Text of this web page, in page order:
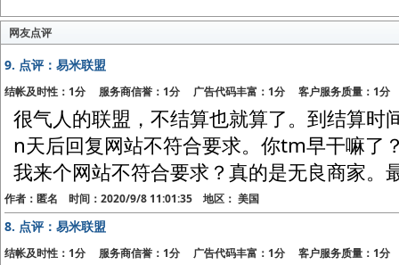
网友点评
9. 点评：易米联盟
结帐及时性：1分 服务商信誉：1分 广告代码丰富：1分 客户服务质量：1分
很气人的联盟，不结算也就算了。到结算时
n天后回复网站不符合要求。你tm早干嘛了
我来个网站不符合要求？真的是无良商家。
作者：匿名 时间：2020/9/8 11:01:35 地区： 美国
8. 点评：易米联盟
结帐及时性：1分 服务商信誉：1分 广告代码丰富：1分 客户服务质量：1分